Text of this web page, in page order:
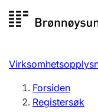
Registersøk
Aksjeselskap
Forsiden
Registersøk